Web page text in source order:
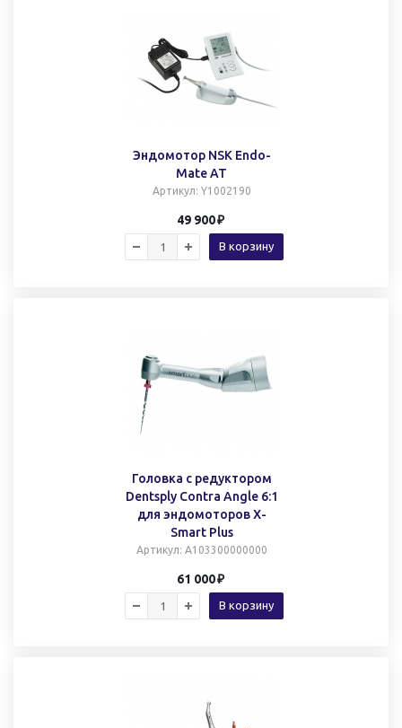
Эндомотор NSK Endo-
Mate AT
Артикул: Y1002190
49 900
В корзину
Головка с редуктором
Dentsply Contra Angle 6:1
для эндомоторов X-
Smart Plus
Артикул: A103300000000
61 000
В корзину